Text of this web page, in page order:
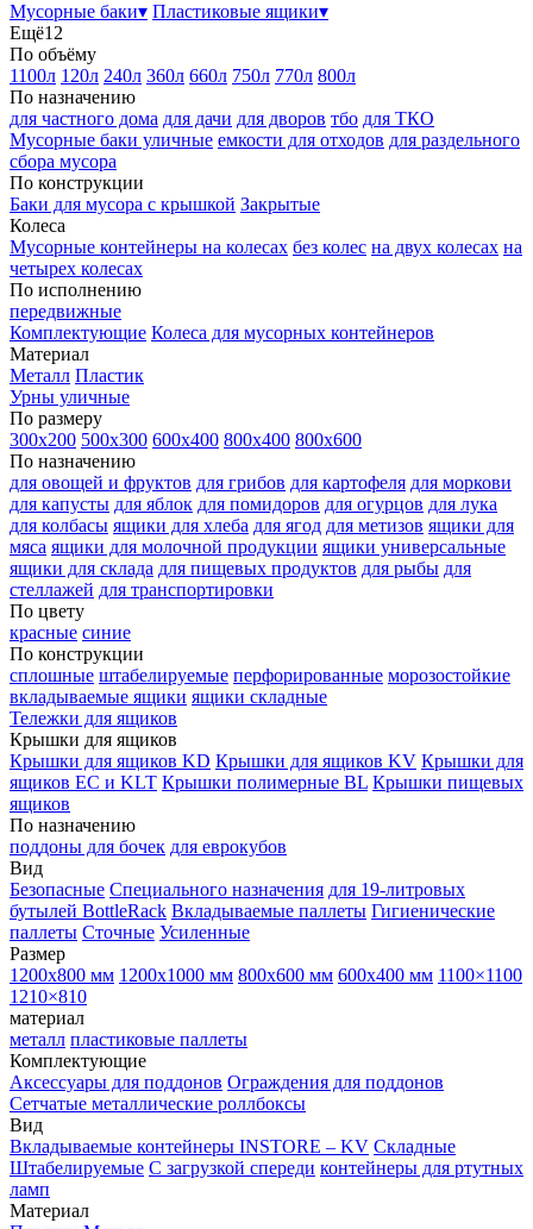
Мусорные баки▾ Пластиковые ящики▾
Ещё12
По объёму
1100л 120л 240л 360л 660л 750л 770л 800л
По назначению
для частного дома для дачи для дворов тбо для ТКО
Мусорные баки уличные емкости для отходов для раздельного
сбора мусора
По конструкции
Баки для мусора с крышкой Закрытые
Колеса
Мусорные контейнеры на колесах без колес на двух колесах на
четырех колесах
По исполнению
передвижные
Комплектующие Колеса для мусорных контейнеров
Материал
Металл Пластик
Урны уличные
По размеру
300х200 500х300 600х400 800х400 800х600
По назначению
для овощей и фруктов для грибов для картофеля для моркови
для капусты для яблок для помидоров для огурцов для лука
для колбасы ящики для хлеба для ягод для метизов ящики для
мяса ящики для молочной продукции ящики универсальные
ящики для склада для пищевых продуктов для рыбы для
стеллажей для транспортировки
По цвету
красные синие
По конструкции
сплошные штабелируемые перфорированные морозостойкие
вкладываемые ящики ящики складные
Тележки для ящиков
Крышки для ящиков
Крышки для ящиков KD Крышки для ящиков KV Крышки для
ящиков EC и KLT Крышки полимерные BL Крышки пищевых
ящиков
По назначению
поддоны для бочек для еврокубов
Вид
Безопасные Специального назначения для 19-литровых
бутылей BottleRack Вкладываемые паллеты Гигиенические
паллеты Сточные Усиленные
Размер
1200х800 мм 1200х1000 мм 800х600 мм 600х400 мм 1100×1100
1210×810
материал
металл пластиковые паллеты
Комплектующие
Аксессуары для поддонов Ограждения для поддонов
Сетчатые металлические роллбоксы
Вид
Вкладываемые контейнеры INSTORE – KV Складные
Штабелируемые С загрузкой спереди контейнеры для ртутных
ламп
Материал